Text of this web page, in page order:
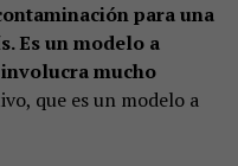
para una
Es un modelo a
mucho
que es un modelo a